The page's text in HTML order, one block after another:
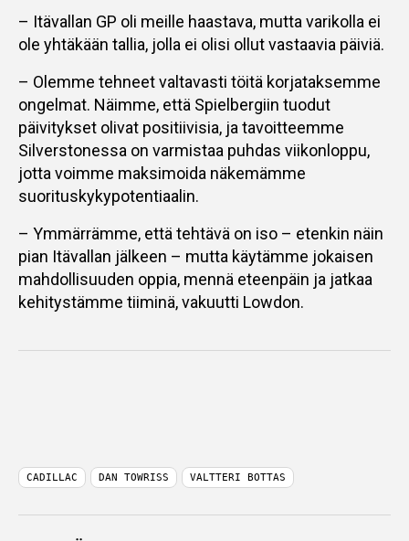
– Itävallan GP oli meille haastava, mutta varikolla ei
ole yhtäkään tallia, jolla ei olisi ollut vastaavia päiviä.
– Olemme tehneet valtavasti töitä korjataksemme
ongelmat. Näimme, että Spielbergiin tuodut
päivitykset olivat positiivisia, ja tavoitteemme
Silverstonessa on varmistaa puhdas viikonloppu,
jotta voimme maksimoida näkemämme
suorituskykypotentiaalin.
– Ymmärrämme, että tehtävä on iso – etenkin näin
pian Itävallan jälkeen – mutta käytämme jokaisen
mahdollisuuden oppia, mennä eteenpäin ja jatkaa
kehitystämme tiiminä, vakuutti Lowdon.
CADILLAC DAN TOWRISS VALTTERI BOTTAS